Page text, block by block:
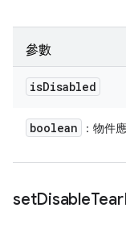
參數
isDisabled
boolean ：物件
setDisableTear